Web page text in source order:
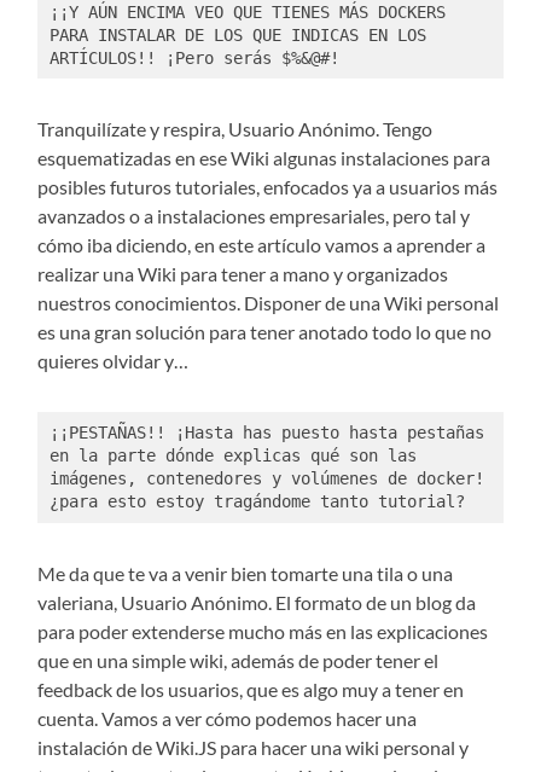
¡¡Y AÚN ENCIMA VEO QUE TIENES MÁS DOCKERS
PARA INSTALAR DE LOS QUE INDICAS EN LOS
ARTÍCULOS!! ¡Pero serás $%&@#!
Tranquilízate y respira, Usuario Anónimo. Tengo
esquematizadas en ese Wiki algunas instalaciones para
posibles futuros tutoriales, enfocados ya a usuarios más
avanzados o a instalaciones empresariales, pero tal y
cómo iba diciendo, en este artículo vamos a aprender a
realizar una Wiki para tener a mano y organizados
nuestros conocimientos. Disponer de una Wiki personal
es una gran solución para tener anotado todo lo que no
quieres olvidar y…
¡¡PESTAÑAS!! ¡Hasta has puesto hasta pestañas
en la parte dónde explicas qué son las
imágenes, contenedores y volúmenes de docker!
¿para esto estoy tragándome tanto tutorial?
Me da que te va a venir bien tomarte una tila o una
valeriana, Usuario Anónimo. El formato de un blog da
para poder extenderse mucho más en las explicaciones
que en una simple wiki, además de poder tener el
feedback de los usuarios, que es algo muy a tener en
cuenta. Vamos a ver cómo podemos hacer una
instalación de Wiki.JS para hacer una wiki personal y